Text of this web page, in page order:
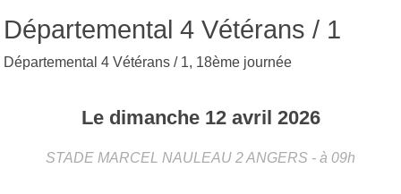
Départemental 4 Vétérans / 1
Départemental 4 Vétérans / 1, 18ème journée
Le dimanche 12 avril 2026
STADE MARCEL NAULEAU 2ANGERS - à 09h